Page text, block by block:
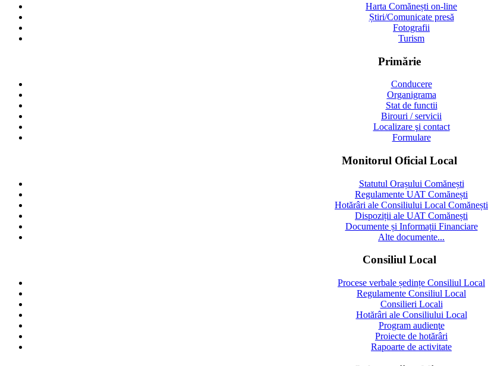
Harta Comănești on-line
Știri/Comunicate presă
Fotografii
Turism
Primărie
Conducere
Organigrama
Stat de functii
Birouri / servicii
Localizare şi contact
Formulare
Monitorul Oficial Local
Statutul Orașului Comănești
Regulamente UAT Comănești
Hotărâri ale Consiliului Local Comănești
Dispoziții ale UAT Comănești
Documente și Informații Financiare
Alte documente...
Consiliul Local
Procese verbale ședințe Consiliul Local
Regulamente Consiliul Local
Consilieri Locali
Hotărâri ale Consiliului Local
Program audienţe
Proiecte de hotărâri
Rapoarte de activitate